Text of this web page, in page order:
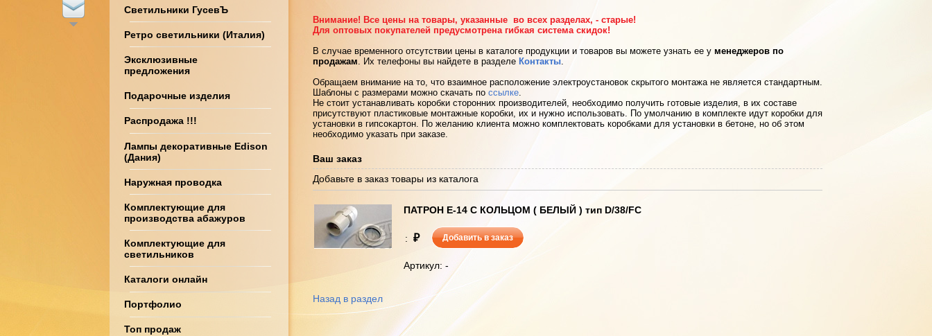
Светильники ГусевЪ
Ретро светильники (Италия)
Эксклюзивные
предложения
Подарочные изделия
Распродажа !!!
Лампы декоративные Edison
(Дания)
Наружная проводка
Комплектующие для
производства абажуров
Комплектующие для
светильников
Каталоги онлайн
Портфолио
Топ продаж
Внимание! Все цены на товары, указанные во всех разделах, - старые!
Для оптовых покупателей предусмотрена гибкая система скидок!
В случае временного отсутствии цены в каталоге продукции и товаров вы можете узнать ее у менеджеров по
продажам . Их телефоны вы найдете в разделе Контакты
Обращаем внимание на то, что взаимное расположение электроустановок скрытого монтажа не является стандартным.
Шаблоны с размерами можно скачать по ссылке
Не стоит устанавливать коробки сторонних производителей, необходимо получить готовые изделия, в их составе
присутствуют пластиковые монтажные коробки, их и нужно использовать. По умолчанию в комплекте идут коробки для
установки в гипсокартон. По желанию клиента можно комплектовать коробками для установки в бетоне, но об этом
необходимо указать при заказе.
Ваш заказ
Добавьте в заказ товары из каталога
ПАТРОН Е-14 С КОЛЬЦОМ ( БЕЛЫЙ ) тип D/38/FC
: ₽ Добавить в заказ
Артикул: -
Назад в раздел